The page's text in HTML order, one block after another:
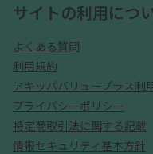
サイトの利用につ
よくある質問
利用規約
アキッパバリュープラス利
プライバシーポリシー
特定商取引法に関する記載
情報セキュリティ基本方針